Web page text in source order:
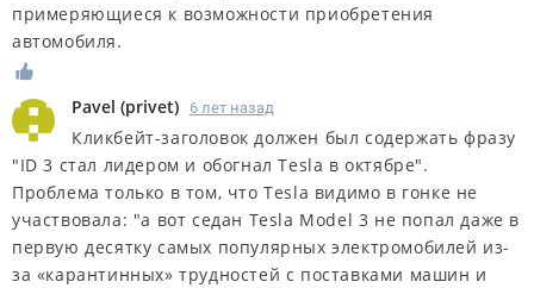
примеряющиеся к возможности приобретения
автомобиля.
Pavel (privet) 6 лет назад
Кликбейт-заголовок должен был содержать фразу
"ID 3 стал лидером и обогнал Tesla в октябре".
Проблема только в том, что Tesla видимо в гонке не
участвовала: "а вот седан Tesla Model 3 не попал даже в
первую десятку самых популярных электромобилей из-
за «карантинных» трудностей с поставками машин и